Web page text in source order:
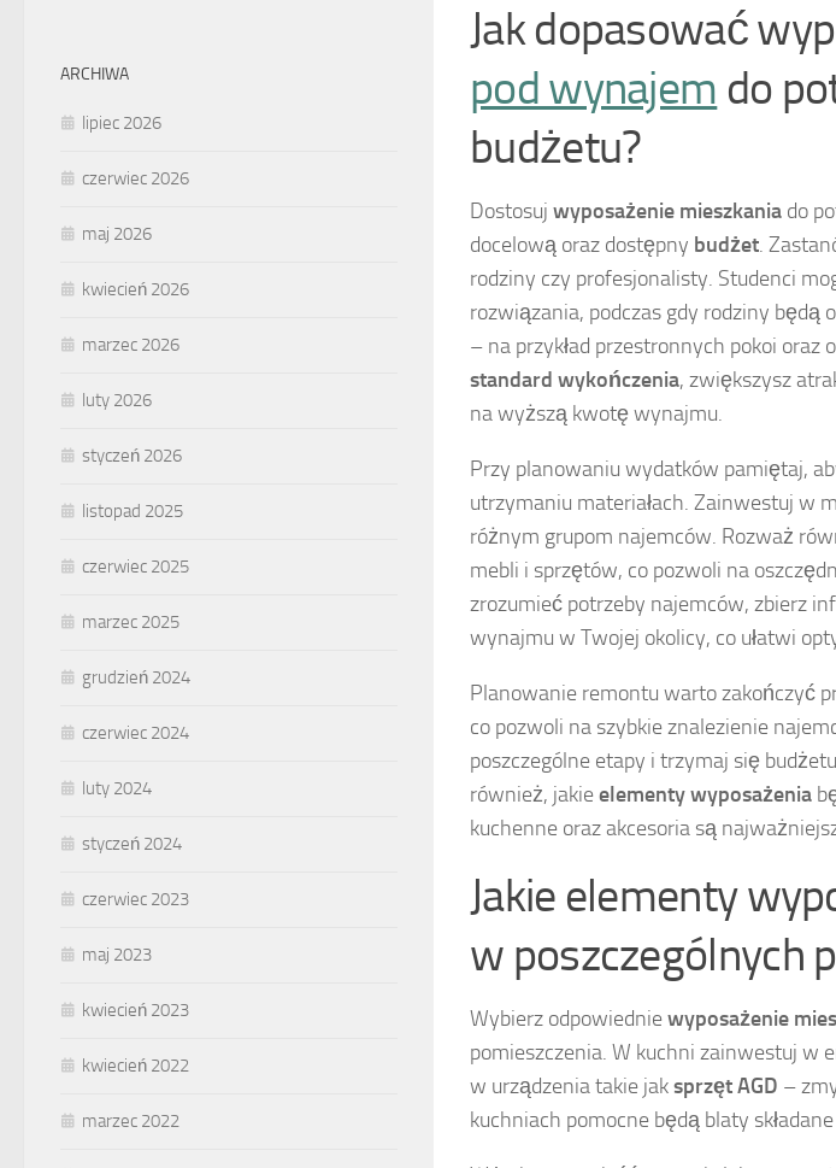
Jak dopasować
pod wynajem do
budżetu?
Dostosuj wyposażenie mieszkania do
docelową oraz dostępny budżet.
rodziny czy profesjonalisty. Studenci
rozwiązania, podczas gdy rodziny
– na przykład przestronnych pokoi
standard wykończenia, zwiększysz
na wyższą kwotę wynajmu.
Przy planowaniu wydatków pamiętaj,
utrzymaniu materiałach. Zainwestuj w
różnym grupom najemców. Rozważ
mebli i sprzętów, co pozwoli na
zrozumieć potrzeby najemców, zbierz
wynajmu w Twojej okolicy, co ułatwi
Planowanie remontu warto zakończyć
co pozwoli na szybkie znalezienie
poszczególne etapy i trzymaj się
również, jakieelementy wyposażenia
kuchenne oraz akcesoria są
Jakie elementy
w poszczególnych
Wybierz odpowiedniewyposażenie
pomieszczenia. W kuchni zainwestuj w
w urządzenia takie jaksprzęt AGD –
kuchniach pomocne będą blaty
ARCHIWA
lipiec 2026
czerwiec 2026
maj 2026
kwiecień 2026
marzec 2026
luty 2026
styczeń 2026
listopad 2025
czerwiec 2025
marzec 2025
grudzień 2024
czerwiec 2024
luty 2024
styczeń 2024
czerwiec 2023
maj 2023
kwiecień 2023
kwiecień 2022
marzec 2022